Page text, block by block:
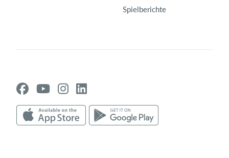
Spielberichte